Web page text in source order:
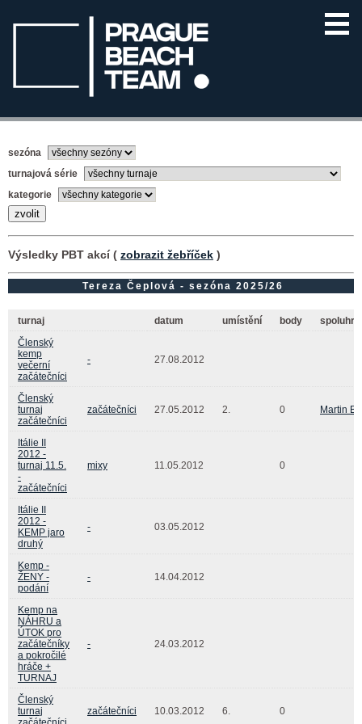
sezóna
turnajová série
kategorie
Výsledky PBT akcí ( zobrazit žebříček )
Tereza Čeplová - sezóna 2025/26
turnaj datum umístění body
Členský
kemp
večerní
začátečníci
- 27.08.2012
Členský
turnaj
začátečníci
začátečníci 27.05.2012 2. 0 Martin
Itálie II
2012 -
turnaj 11.5.
-
začátečníci
mixy 11.05.2012 0
Itálie II
2012 -
KEMP jaro
druhý
- 03.05.2012
Kemp -
ŽENY -
podání
- 14.04.2012
Kemp na
NÁHRU a
ÚTOK pro
začátečníky
a pokročilé
hráče +
TURNAJ
- 24.03.2012
Členský
turnaj
začátečníci 10.03.2012 6. 0